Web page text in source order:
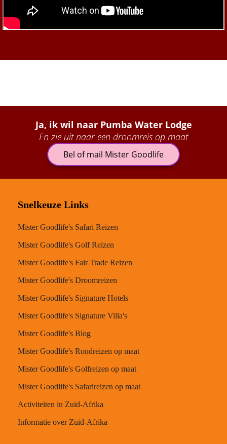
Ja, ik wil naar Pumba Water Lodge
En zie uit naar een droomreis op maat
Bel of mail Mister Goodlife
Snelkeuze Links
Mister Goodlife's Safari Reizen
Mister Goodlife's Golf Reizen
Mister Goodlife's Fair Trade Reizen
Mister Goodlife's Droomreizen
Mister Goodlife's Signature Hotels
Mister Goodlife's Signature Villa's
Mister Goodlife's Blog
Mister Goodlife's Rondreizen op maat
Mister Goodlife's Golfreizen op maat
Mister Goodlife's Safarireizen op maat
Activiteiten in Zuid-Afrika
Informatie over Zuid-Afrika